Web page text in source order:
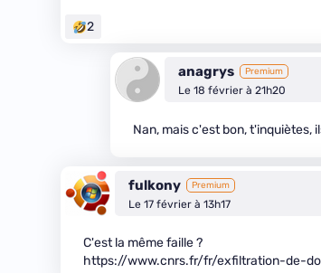
2
anagrys Premium
Le 18 février à 21h20
Nan, mais c'est bon, t'inquiètes,
fulkony Premium
Le 17 février à 13h17
C'est la même faille ?
https://www.cnrs.fr/fr/exfiltration-de-